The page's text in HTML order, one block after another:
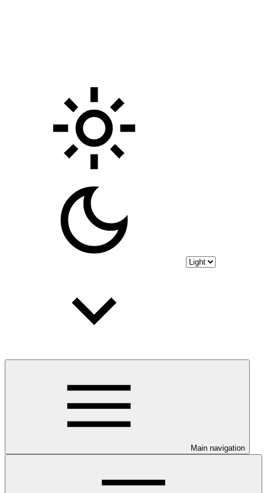
Main navigation